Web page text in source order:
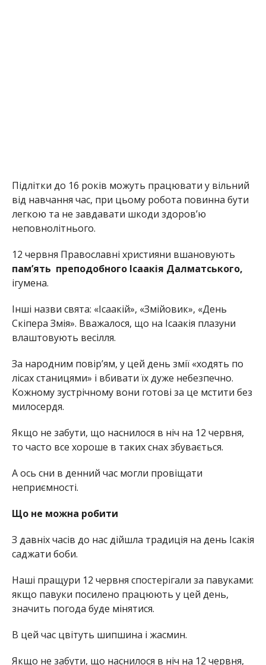
Підлітки до 16 років можуть працювати у вільний
від навчання час, при цьому робота повинна бути
легкою та не завдавати шкоди здоров’ю
неповнолітнього.
12 червня Православні християни вшановують
пам’ять преподобного Ісаакія Далматського,
ігумена.
Інші назви свята: «Ісаакій», «Змійовик», «День
Скіпера Змія». Вважалося, що на Ісаакія плазуни
влаштовують весілля.
За народним повір’ям, у цей день змії «ходять по
лісах станицями» і вбивати їх дуже небезпечно.
Кожному зустрічному вони готові за це мстити без
милосердя.
Якщо не забути, що наснилося в ніч на 12 червня,
то часто все хороше в таких снах збувається.
А ось сни в денний час могли провіщати
неприємності.
Що не можна робити
З давніх часів до нас дійшла традиція на день Ісакія
саджати боби.
Наші пращури 12 червня спостерігали за павуками:
якщо павуки посилено працюють у цей день,
значить погода буде мінятися.
В цей час цвітуть шипшина і жасмин.
Якщо не забути, що наснилося в ніч на 12 червня,